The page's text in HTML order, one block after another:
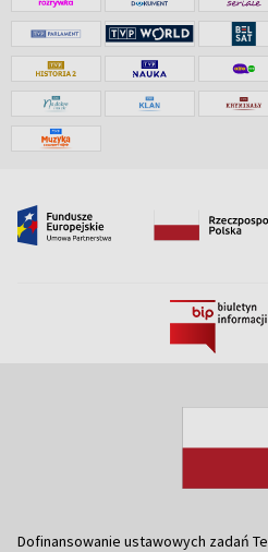
Dofinansowanie ustawowych zadań